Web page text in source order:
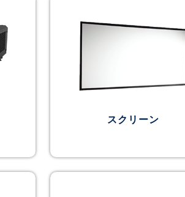
スクリーン